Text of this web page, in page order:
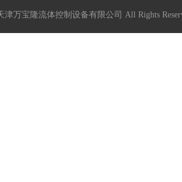
津万宝隆流体控制设备有限公司 All Rights